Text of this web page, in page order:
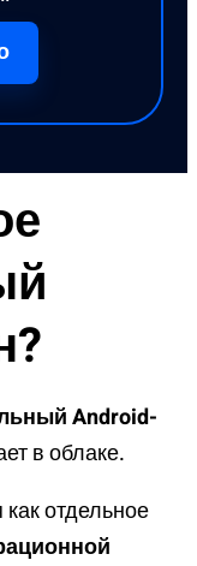
Android-
в облаке.
отдельное